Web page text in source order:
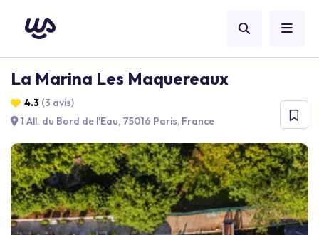
La Marina Les Maquereaux
4.3 (3 avis)
1 All. du Bord de l'Eau, 75016 Paris, France